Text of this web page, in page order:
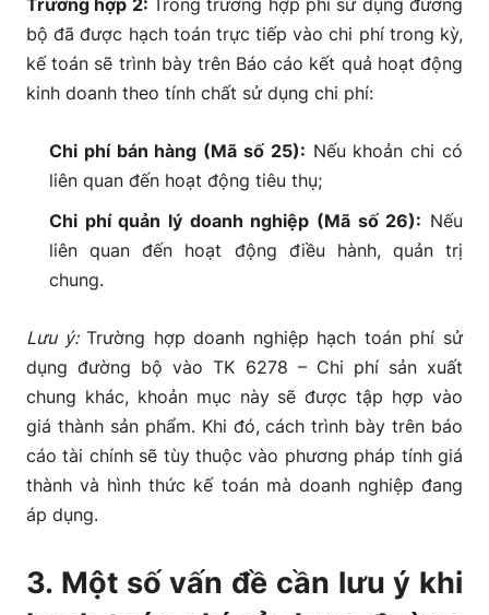
Trường hợp 2:
Trong trường hợp phí sử dụng đường
bộ đã được hạch toán trực tiếp vào chi phí trong kỳ,
kế toán sẽ trình bày trên Báo cáo kết quả hoạt động
kinh doanh theo tính chất sử dụng chi phí:
Chi phí bán hàng (Mã số 25): Nếu khoản chi có
liên quan đến hoạt động tiêu thụ;
Chi phí quản lý doanh nghiệp (Mã số 26): Nếu
liên quan đến hoạt động điều hành, quản trị
chung.
Lưu ý:Trường hợp doanh nghiệp hạch toán phí sử
dụng đường bộ vào TK 6278 – Chi phí sản xuất
chung khác, khoản mục này sẽ được tập hợp vào
giá thành sản phẩm. Khi đó, cách trình bày trên báo
cáo tài chính sẽ tùy thuộc vào phương pháp tính giá
thành và hình thức kế toán mà doanh nghiệp đang
áp dụng.
3. Một số vấn đề cần lưu ý khi